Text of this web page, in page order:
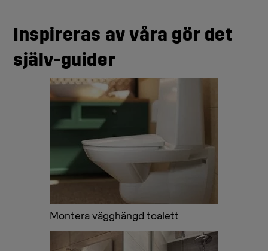
Inspireras av våra gör det
själv-guider
Montera vägghängd toalett